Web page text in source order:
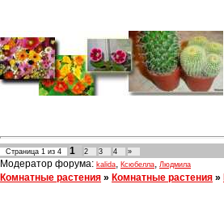
Страница 1 из 4 1 2 3 4 »
Модератор форума: kalida, Ксюбелла, Людмила
Комнатные растения » Комнатные растения »